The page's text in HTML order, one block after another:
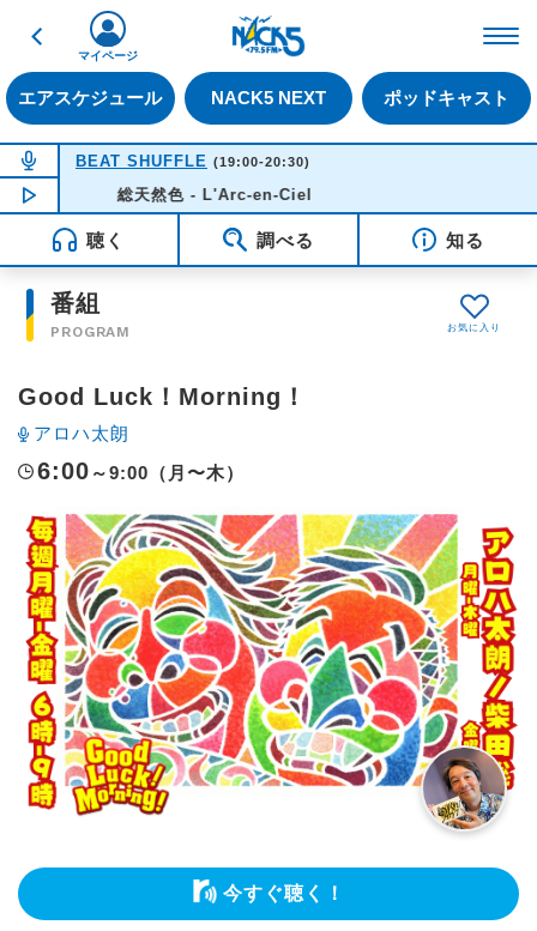
戻る
エアスケジュール NACK5 NEXT ポッドキャスト
マイページ
NOW ON AIR
BEAT SHUFFLE (19:00-20:30)
NOW PLAYING19:15
総天然色 - L'Arc-en-Ciel
聴く 調べる 知る
番組
PROGRAM
Good Luck！Morning！
アロハ太朗
6:00 ～9:00（月〜木）
今すぐ聴く！